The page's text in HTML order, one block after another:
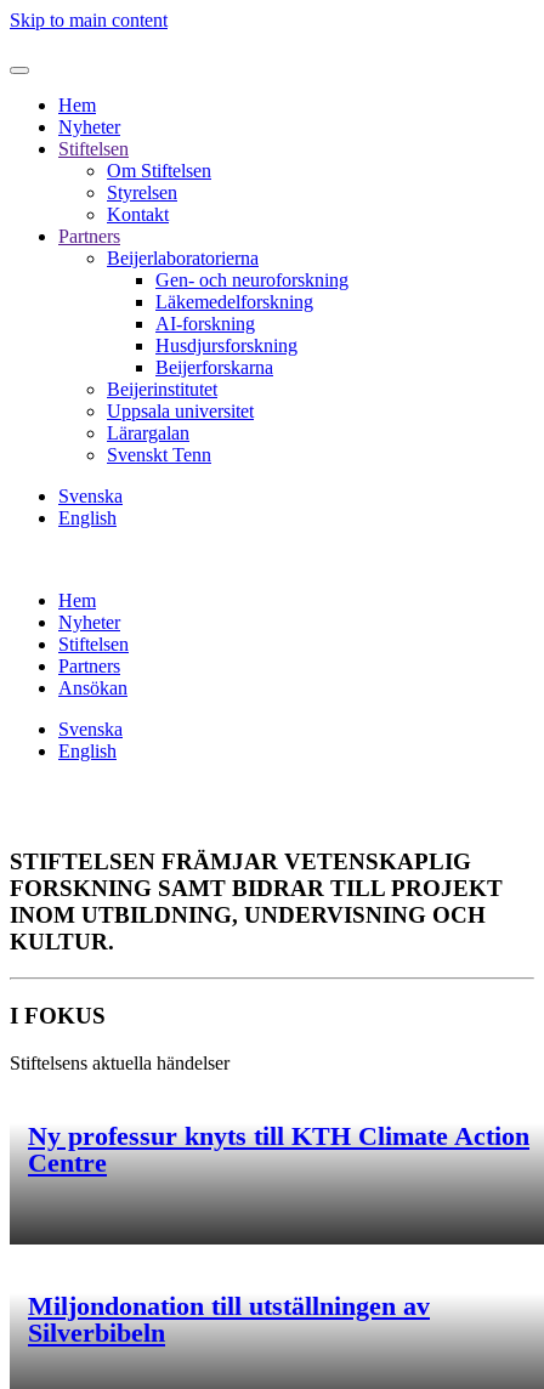
Skip to main content
Hem
Nyheter
Stiftelsen
Om Stiftelsen
Styrelsen
Kontakt
Partners
Beijerlaboratorierna
Gen- och neuroforskning
Läkemedelforskning
AI-forskning
Husdjursforskning
Beijerforskarna
Beijerinstitutet
Uppsala universitet
Lärargalan
Svenskt Tenn
Svenska
English
Hem
Nyheter
Stiftelsen
Partners
Ansökan
Svenska
English
STIFTELSEN FRÄMJAR VETENSKAPLIG
FORSKNING SAMT BIDRAR TILL PROJEKT
INOM UTBILDNING, UNDERVISNING OCH
KULTUR.
I FOKUS
Stiftelsens aktuella händelser
Ny professur knyts till KTH Climate Action
Centre
Miljondonation till utställningen av
Silverbibeln